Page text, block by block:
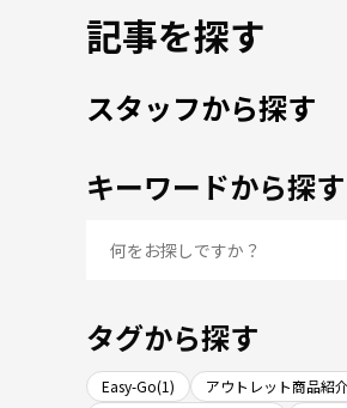
記事を探す
スタッフから探す
キーワードから探す
タグから探す
Easy-Go(1) アウトレット商品紹